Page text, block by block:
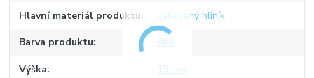
Hlavní materiál produktu Lakovaný hliník
Barva produktu Bílá
Výška 13 mm